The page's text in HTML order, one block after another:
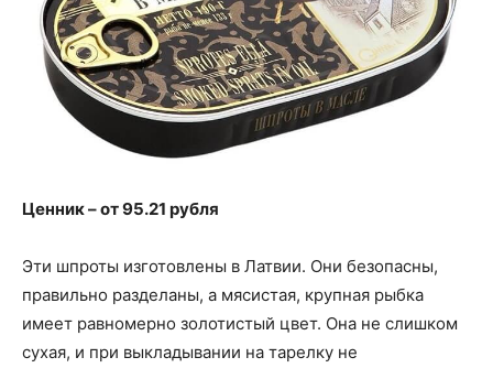
Ценник – от 95.21 рубля
Эти шпроты изготовлены в Латвии. Они безопасны,
правильно разделаны, а мясистая, крупная рыбка
имеет равномерно золотистый цвет. Она не слишком
сухая, и при выкладывании на тарелку не